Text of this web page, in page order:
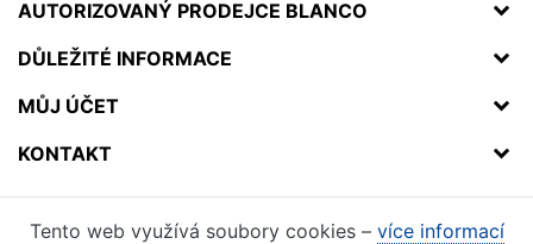
AUTORIZOVANÝ PRODEJCE BLANCO
DŮLEŽITÉ INFORMACE
MŮJ ÚČET
KONTAKT
Tento web využívá soubory cookies – více informací